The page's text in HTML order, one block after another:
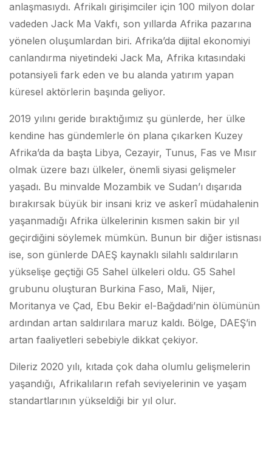
anlaşmasıydı. Afrikalı girişimciler için 100 milyon dolar
vadeden Jack Ma Vakfı, son yıllarda Afrika pazarına
yönelen oluşumlardan biri. Afrika’da dijital ekonomiyi
canlandırma niyetindeki Jack Ma, Afrika kıtasındaki
potansiyeli fark eden ve bu alanda yatırım yapan
küresel aktörlerin başında geliyor.
2019 yılını geride bıraktığımız şu günlerde, her ülke
kendine has gündemlerle ön plana çıkarken Kuzey
Afrika’da da başta Libya, Cezayir, Tunus, Fas ve Mısır
olmak üzere bazı ülkeler, önemli siyasi gelişmeler
yaşadı. Bu minvalde Mozambik ve Sudan’ı dışarıda
bırakırsak büyük bir insani kriz ve askerî müdahalenin
yaşanmadığı Afrika ülkelerinin kısmen sakin bir yıl
geçirdiğini söylemek mümkün. Bunun bir diğer istisnası
ise, son günlerde DAEŞ kaynaklı silahlı saldırıların
yükselişe geçtiği G5 Sahel ülkeleri oldu. G5 Sahel
grubunu oluşturan Burkina Faso, Mali, Nijer,
Moritanya ve Çad, Ebu Bekir el-Bağdadi’nin ölümünün
ardından artan saldırılara maruz kaldı. Bölge, DAEŞ’in
artan faaliyetleri sebebiyle dikkat çekiyor.
Dileriz 2020 yılı, kıtada çok daha olumlu gelişmelerin
yaşandığı, Afrikalıların refah seviyelerinin ve yaşam
standartlarının yükseldiği bir yıl olur.